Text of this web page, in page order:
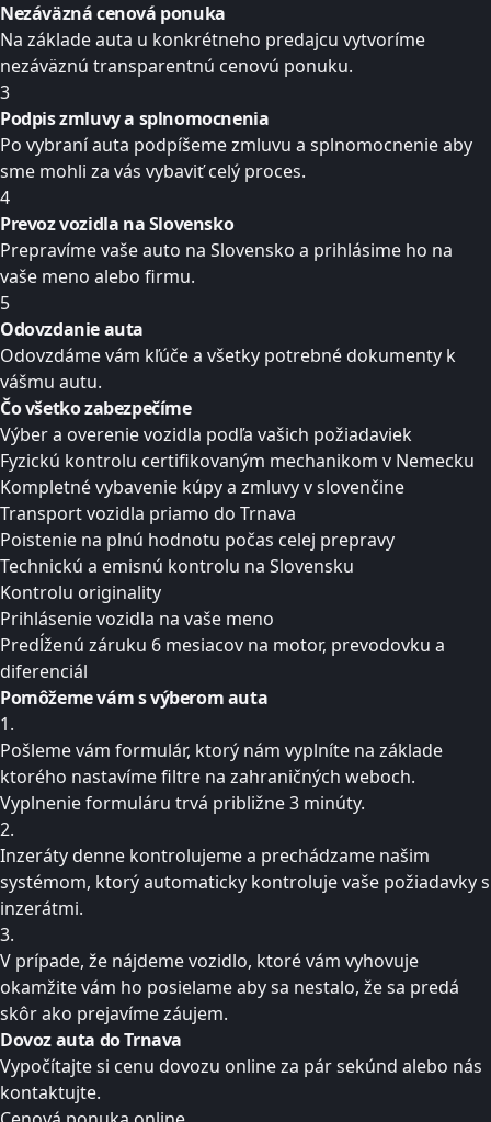
Nezáväzná cenová ponuka
Na základe auta u konkrétneho predajcu vytvoríme
nezáväznú transparentnú cenovú ponuku.
3
Podpis zmluvy a splnomocnenia
Po vybraní auta podpíšeme zmluvu a splnomocnenie aby
sme mohli za vás vybaviť celý proces.
4
Prevoz vozidla na Slovensko
Prepravíme vaše auto na Slovensko a prihlásime ho na
vaše meno alebo firmu.
5
Odovzdanie auta
Odovzdáme vám kľúče a všetky potrebné dokumenty k
vášmu autu.
Čo všetkozabezpečíme
Výber a overenie vozidla podľa vašich požiadaviek
Fyzickú kontrolu certifikovaným mechanikom v Nemecku
Kompletné vybavenie kúpy a zmluvy v slovenčine
Transport vozidla priamo do Trnava
Poistenie na plnú hodnotu počas celej prepravy
Technickú a emisnú kontrolu na Slovensku
Kontrolu originality
Prihlásenie vozidla na vaše meno
Predĺženú záruku 6 mesiacov na motor, prevodovku a
diferenciál
Pomôžeme vám svýberom auta
1.
Pošleme vám formulár, ktorý nám vyplníte na základe
ktorého nastavíme filtre na zahraničných weboch.
Vyplnenie formuláru trvá približne 3 minúty.
2.
Inzeráty denne kontrolujeme a prechádzame našim
systémom, ktorý automaticky kontroluje vaše požiadavky s
inzerátmi.
3.
V prípade, že nájdeme vozidlo, ktoré vám vyhovuje
okamžite vám ho posielame aby sa nestalo, že sa predá
skôr ako prejavíme záujem.
Dovoz auta doTrnava
Vypočítajte si cenu dovozu online za pár sekúnd alebo nás
kontaktujte.